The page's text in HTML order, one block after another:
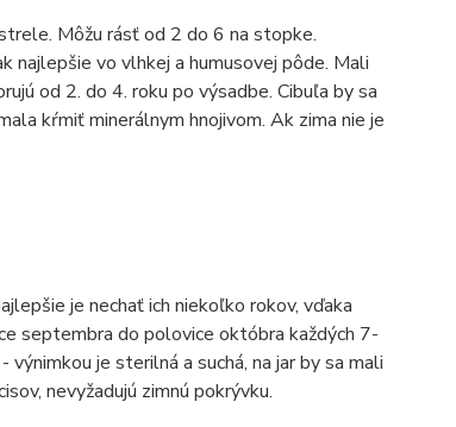
Môžu rásť od 2 do 6 na stopke.
najlepšie vo vlhkej a humusovej pôde. Mali
od 2. do 4. roku po výsadbe. Cibuľa by sa
kŕmiť minerálnym hnojivom. Ak zima nie je
je nechať ich niekoľko rokov, vďaka
septembra do polovice októbra každých 7-
je sterilná a suchá, na jar by sa mali
nevyžadujú zimnú pokrývku.